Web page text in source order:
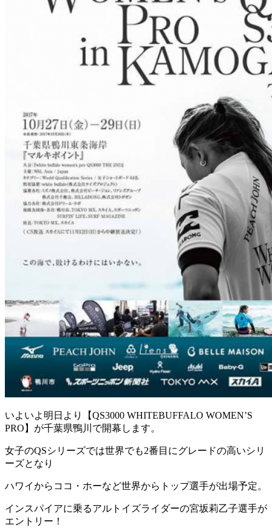
いよいよ明日より【QS3000 WHITEBUFFALO WOMEN’S
PRO】が千葉県鴨川で開幕します。
女子のQSシリーズでは世界でも2番目にグレードの高いシリ
ーズとなり
ハワイからココ・ホーなど世界からトップ選手が出場予定。
インスパイアに乗るアルトイズライダーの宮坂莉乙子選手が
エントリー！